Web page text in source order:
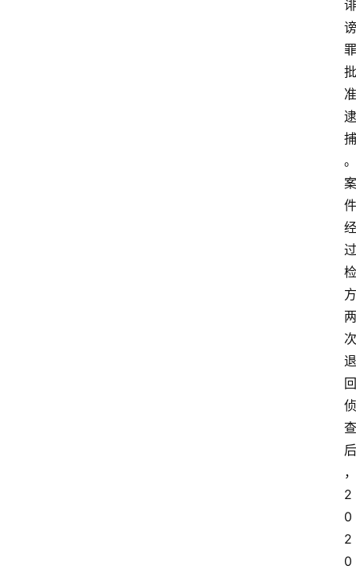
诽
谤
罪
批
准
逮
捕
。
案
件
经
过
检
方
两
次
退
回
侦
查
后
，
2
0
2
0